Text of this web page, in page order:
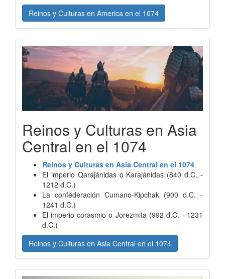
Reinos y Culturas en America en el 1074
Reinos y Culturas en Asia
Central en el 1074
Reinos y Culturas en Asia Central en el 1074
El imperio Qarajánidas o Karajánidas (840 d.C. -
1212 d.C.)
La confederación Cumano-Kipchak (900 d.C. -
1241 d.C.)
El imperio corasmio o Jorezmita (992 d.C. - 1231
d.C.)
Reinos y Culturas en Asia Central en el 1074